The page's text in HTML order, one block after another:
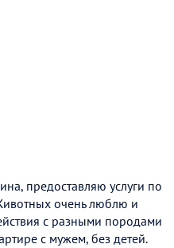
предоставляю услуги по
очень люблю и
с разными породами
с мужем, без детей.